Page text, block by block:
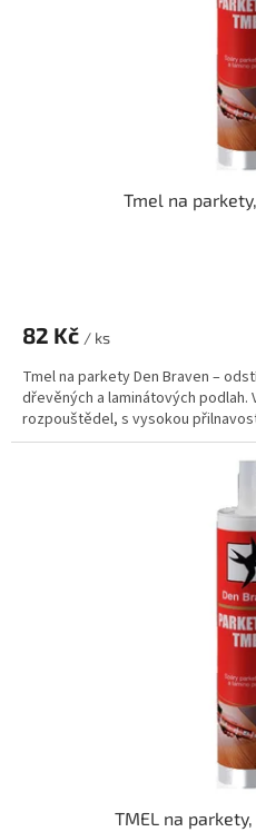
Tmel na
82 Kč / ks
Tmel na parkety Den Braven –
dřevěných a laminátových podlah.
rozpouštědel, s vysokou
TMEL na